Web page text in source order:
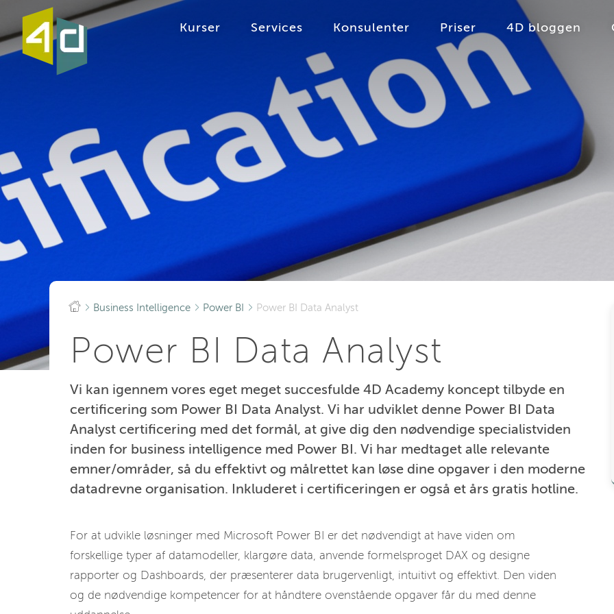
Kurser Services Konsulenter Priser 4D bloggen
Business Intelligence Power BI Power BI Data Analyst
Power BI Data Analyst
Vi kan igennem vores eget meget succesfulde 4D Academy koncept tilbyde en
certificering som Power BI Data Analyst. Vi har udviklet denne Power BI Data
Analyst certificering med det formål, at give dig den nødvendige specialistviden
inden for business intelligence med Power BI. Vi har medtaget alle relevante
emner/områder, så du effektivt og målrettet kan løse dine opgaver i den moderne
datadrevne organisation. Inkluderet i certificeringen er også et års gratis hotline.
For at udvikle løsninger med Microsoft Power BI er det nødvendigt at have viden om
forskellige typer af datamodeller, klargøre data, anvende formelsproget DAX og designe
rapporter og Dashboards, der præsenterer data brugervenligt, intuitivt og effektivt. Den viden
og de nødvendige kompetencer for at håndtere ovenstående opgaver får du med denne